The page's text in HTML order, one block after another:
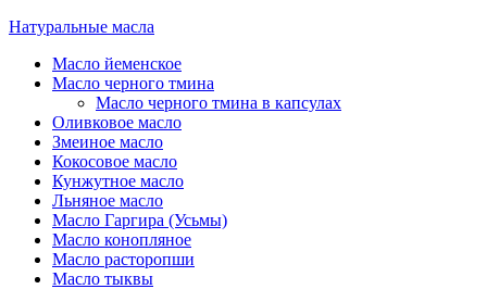
Натуральные масла
Масло йеменское
Масло черного тмина
Масло черного тмина в капсулах
Оливковое масло
Змеиное масло
Кокосовое масло
Кунжутное масло
Льняное масло
Масло Гаргира (Усьмы)
Масло конопляное
Масло расторопши
Масло тыквы